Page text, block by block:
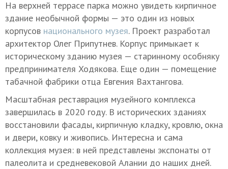
На верхней террасе парка можно увидеть кирпичное
здание необычной формы — это один из новых
корпусов национального музея. Проект разработал
архитектор Олег Припутнев. Корпус примыкает к
историческому зданию музея — старинному особняку
предпринимателя Ходякова. Еще один — помещение
табачной фабрики отца Евгения Вахтангова.
Масштабная реставрация музейного комплекса
завершилась в 2020 году. В исторических зданиях
восстановили фасады, кирпичную кладку, кровлю, окна
и двери, ковку и живопись. Интересна и сама
коллекция музея: в ней представлены экспонаты от
палеолита и средневековой Алании до наших дней.